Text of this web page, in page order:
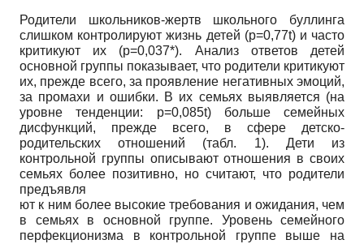
Родители школьников-жертв школьного буллинга
слишком контролируют жизнь детей (p=0,77t) и часто
критикуют их (р=0,037*). Анализ ответов детей
основной группы показывает, что родители критикуют
их, прежде всего, за проявление негативных эмоций,
за промахи и ошибки. В их семьях выявляется (на
уровне тенденции: p=0,085t) больше семейных
дисфункций, прежде всего, в сфере детско-
родительских отношений (табл. 1). Дети из
контрольной группы описывают отношения в своих
семьях более позитивно, но считают, что родители
предъявля­
ют к ним более высокие требования и ожидания, чем
в семьях в основной группе. Уровень семейного
перфекционизма в контрольной группе выше на